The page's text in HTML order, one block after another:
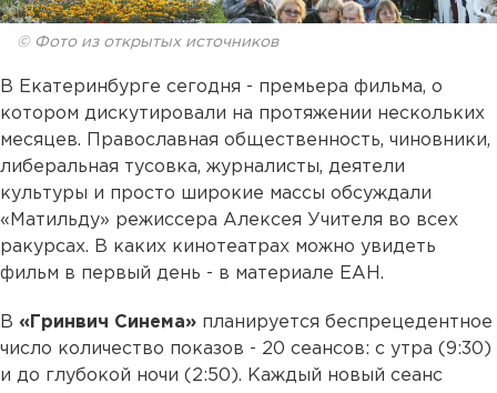
© Фото из открытых источников
В Екатеринбурге сегодня - премьера фильма, о
котором дискутировали на протяжении нескольких
месяцев. Православная общественность, чиновники,
либеральная тусовка, журналисты, деятели
культуры и просто широкие массы обсуждали
«Матильду» режиссера Алексея Учителя во всех
ракурсах. В каких кинотеатрах можно увидеть
фильм в первый день - в материале ЕАН.
В «Гринвич Синема» планируется беспрецедентное
число количество показов - 20 сеансов: с утра (9:30)
и до глубокой ночи (2:50). Каждый новый сеанс